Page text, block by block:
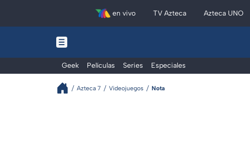
en vivo TV Azteca Azteca UNO
Geek Películas Series Especiales
Azteca 7 Videojuegos Nota